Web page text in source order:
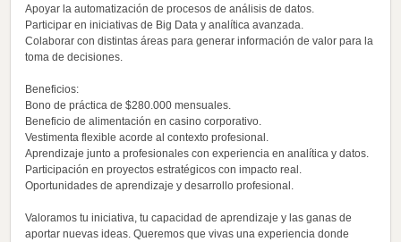
Apoyar la automatización de procesos de análisis de datos.
Participar en iniciativas de Big Data y analítica avanzada.
Colaborar con distintas áreas para generar información de valor para la
toma de decisiones.
Beneficios:
Bono de práctica de $280.000 mensuales.
Beneficio de alimentación en casino corporativo.
Vestimenta flexible acorde al contexto profesional.
Aprendizaje junto a profesionales con experiencia en analítica y datos.
Participación en proyectos estratégicos con impacto real.
Oportunidades de aprendizaje y desarrollo profesional.
Valoramos tu iniciativa, tu capacidad de aprendizaje y las ganas de
aportar nuevas ideas. Queremos que vivas una experiencia donde